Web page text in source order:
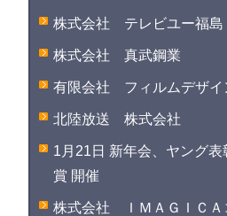
株式会社 テレビユー福島
株式会社 真武鋼業
有限会社 フィルムデザイ
北陸放送 株式会社
1月21日 新年会、ヤング
賞 開催
株式会社 ＩＭＡＧＩＣＡ